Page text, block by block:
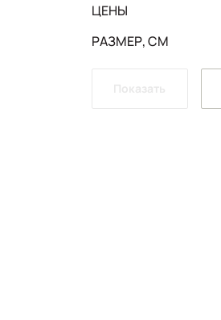
ЦЕНЫ
РАЗМЕР, СМ